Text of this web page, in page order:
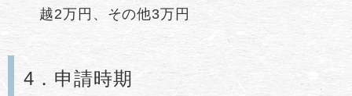
越2万円、その他3万円
4．申請時期